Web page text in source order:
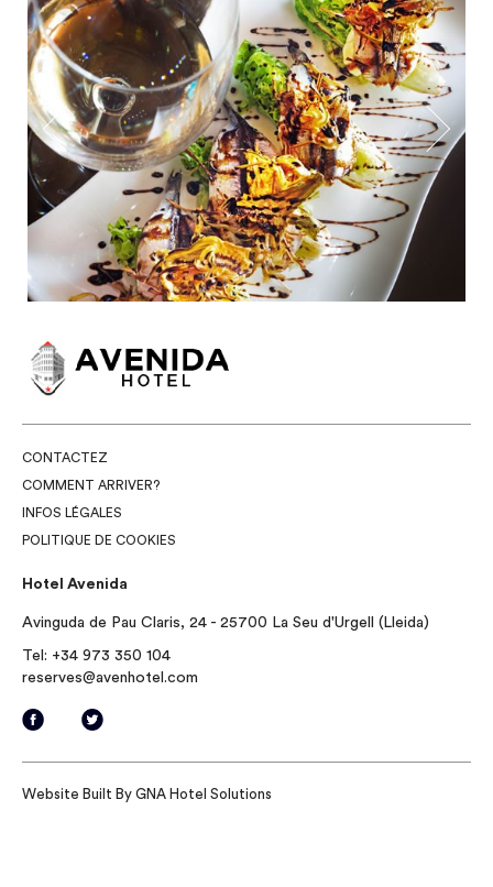
CONTACTEZ
COMMENT ARRIVER?
INFOS LÉGALES
POLITIQUE DE COOKIES
Hotel Avenida
Avinguda de Pau Claris, 24 - 25700 La Seu d'Urgell (Lleida)
Tel: +34 973 350 104
reserves@avenhotel.com
Website Built By GNA Hotel Solutions